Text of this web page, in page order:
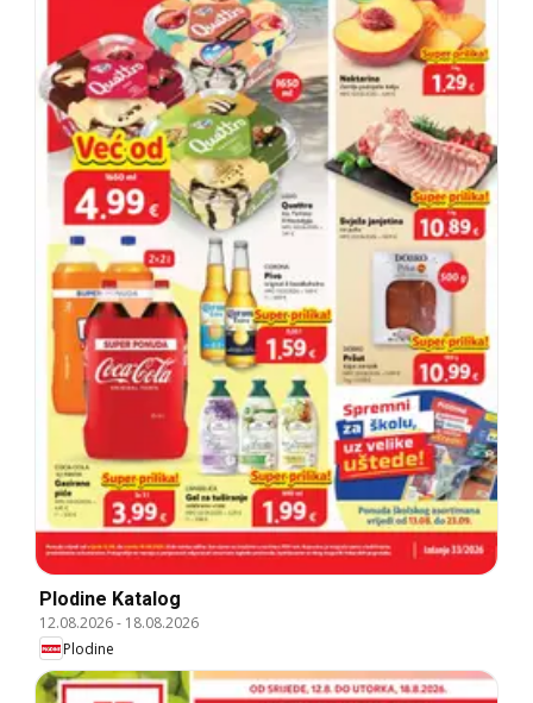
Plodine Katalog
12.08.2026- 18.08.2026
Plodine